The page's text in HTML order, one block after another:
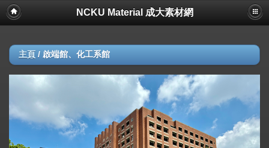
NCKU Material 成大素材網
主頁 / 啟端館、化工系館